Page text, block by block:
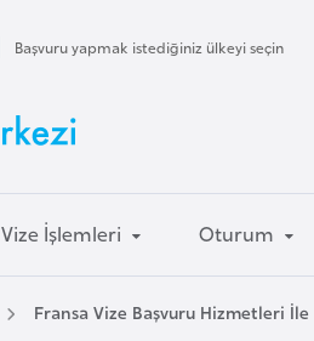
Başvuru yapmak istediğiniz ülkeyi seçin
Vize İşlemleri Oturum
Fransa Vize Başvuru Hizmetleri